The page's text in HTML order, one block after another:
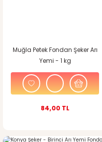
Muğla Petek Fondan Şeker Arı
Yemi - 1 kg
84,00 TL